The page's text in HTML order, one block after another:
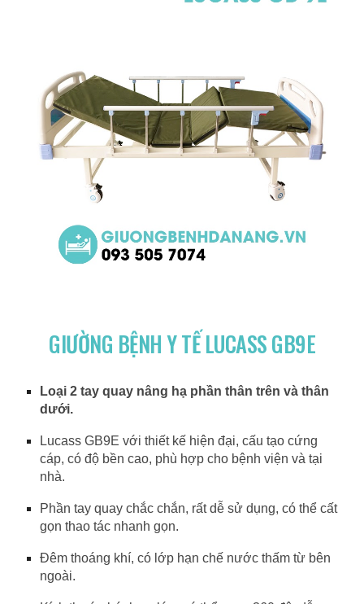
GIƯỜNG BỆNH Y TẾ LUCASS GB9E
Loại 2 tay quay nâng hạ phần thân trên và thân
dưới.
Lucass GB9E với thiết kế hiện đại, cấu tạo cứng
cáp, có độ bền cao, phù hợp cho bệnh viện và tại
nhà.
Phần tay quay chắc chắn, rất dễ sử dụng, có thể cất
gọn thao tác nhanh gọn.
Đêm thoáng khí, có lớp hạn chế nước thấm từ bên
ngoài.